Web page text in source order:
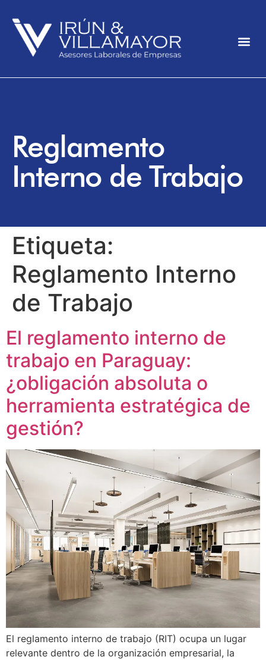
Reglamento
Interno de Trabajo
Etiqueta:
Reglamento Interno
de Trabajo
El reglamento interno de
trabajo en Paraguay:
¿obligación absoluta o
herramienta estratégica de
gestión?
El reglamento interno de trabajo (RIT) ocupa un lugar
relevante dentro de la organización empresarial, la